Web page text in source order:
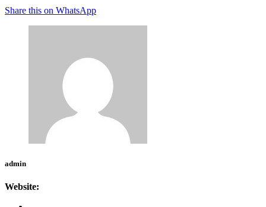
Share this on WhatsApp
admin
Website: